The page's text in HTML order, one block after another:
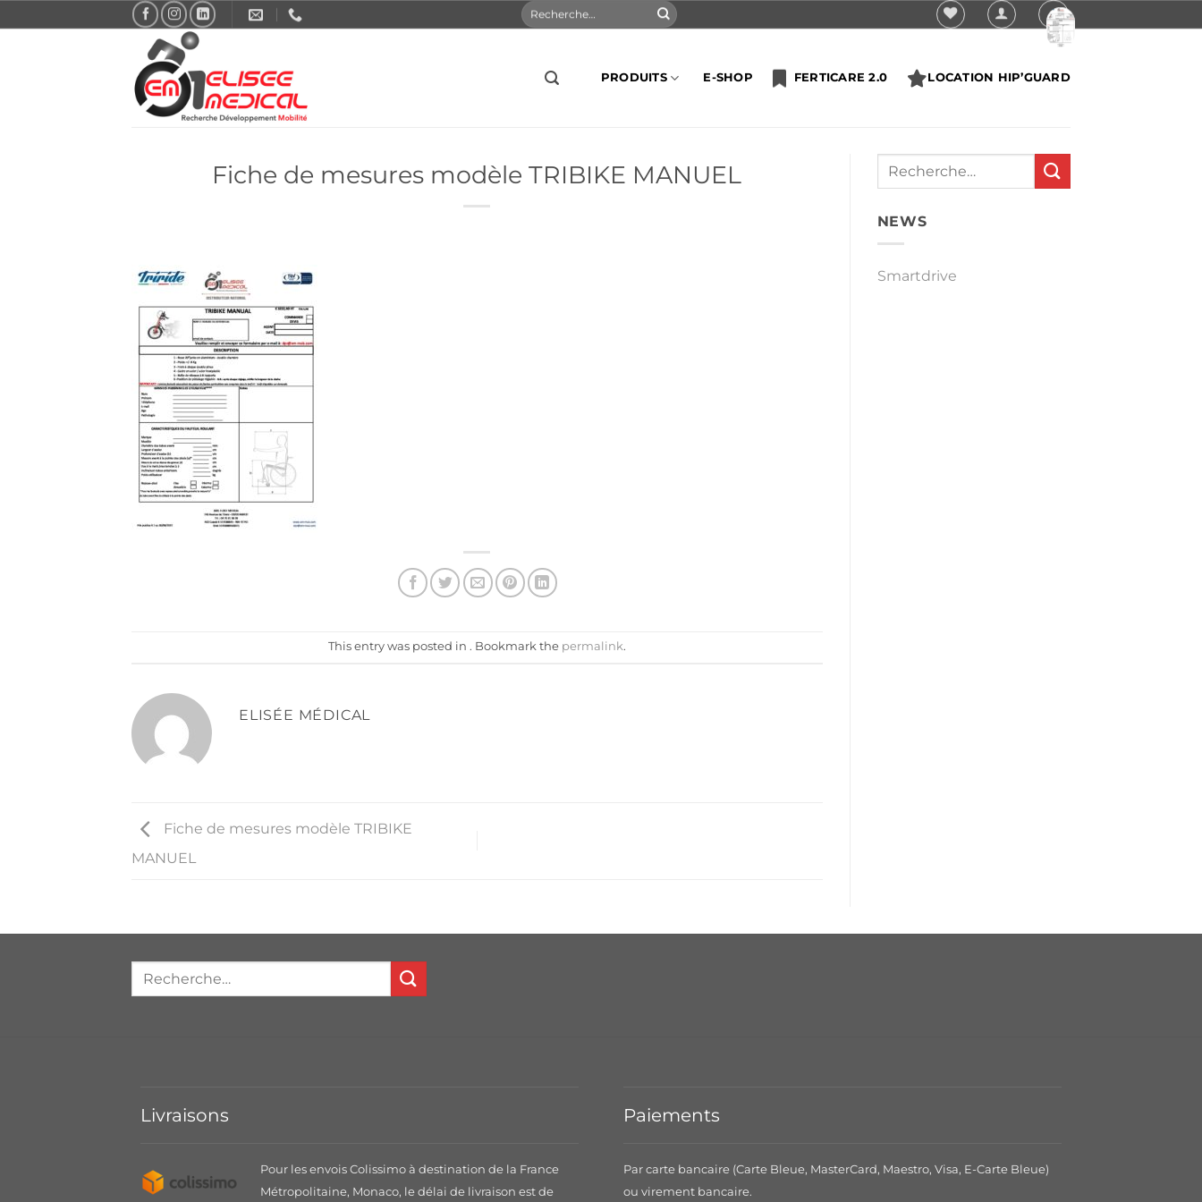
au
Recherche
pour :
PRODUITS E-SHOP FERTICARE 2.0 LOCATION HIP’GUARD
Fiche de mesures modèle TRIBIKE MANUEL
This entry was posted in . Bookmark the permalink.
ELISÉE MÉDICAL
Fiche de mesures modèle TRIBIKE
MANUEL
NEWS
Smartdrive
Livraisons
Pour les envois Colissimo à destination de la France
Métropolitaine, Monaco, le délai de livraison est de
Paiements
Par carte bancaire (Carte Bleue, MasterCard, Maestro, Visa, E-Carte Bleue)
ou virement bancaire.